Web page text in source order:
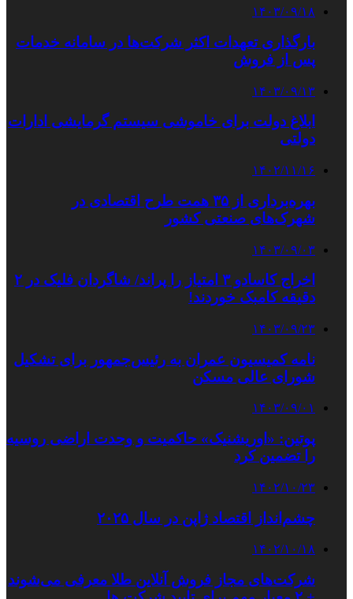
۱۴۰۳/۰۹/۱۸
بارگذاری تعهدات اکثر شرکت‌ها در سامانه خدمات
پس از فروش
۱۴۰۳/۰۹/۱۳
ابلاغ دولت برای خاموشی سیستم گرمایشی ادارات
دولتی
۱۴۰۲/۱۱/۱۶
بهره‌برداری از ۳۵ همت طرح اقتصادی در
شهرک‌های صنعتی کشور
۱۴۰۳/۰۹/۰۳
اخراج کاسادو ۳ امتیاز را پراند/ شاگردان فلیک در ۲
دقیقه کامبک خوردند!
۱۴۰۳/۰۹/۲۳
نامه کمیسیون عمران به رئیس‌جمهور برای تشکیل
شورای عالی مسکن
۱۴۰۳/۰۹/۰۱
پوتین: «اوریشنیک» حاکمیت و وحدت اراضی روسیه
را تضمین کرد
۱۴۰۲/۱۰/۲۳
چشم‌انداز اقتصاد ژاپن در سال ۲۰۲۵
۱۴۰۲/۱۰/۱۸
شرکت‌های مجاز فروش آنلاین طلا معرفی می‌شوند